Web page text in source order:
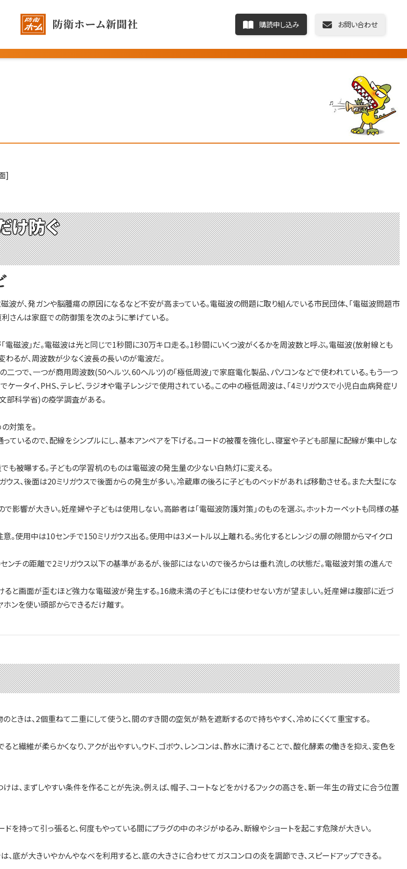
購読申し込み お問い合わせ
]
け防ぐ
波が、発ガンや脳腫瘍の原因になるなど不安が高まっている。電磁波の問題に取り組んでいる市民団体、「電磁波問題市
さんは家庭での防御策を次のように挙げている。
磁波」だ。電磁波は光と同じで1秒間に30万キロ走る。1秒間にいくつ波がくるかを周波数と呼ぶ。電磁波(放射線とも
るが、周波数が少なく波長の長いのが電波だ。
つで、一つが商用周波数(50ヘルツ、60ヘルツ)の「極低周波」で家庭電化製品、パソコンなどで使われている。もう一つ
ケータイ、PHS、テレビ、ラジオや電子レンジで使用されている。この中の極低周波は、「4ミリガウスで小児白血病発症リ
部科学省)の疫学調査がある。
対策を。
ているので、配線をシンプルにし、基本アンペアを下げる。コードの被覆を強化し、寝室や子ども部屋に配線が集中しな
も被曝する。子どもの学習机のものは電磁波の発生量の少ない白熱灯に変える。
ウス、後面は20ミリガウスで後面からの発生が多い。冷蔵庫の後ろに子どものベッドがあれば移動させる。また大型にな
影響が大きい。妊産婦や子どもは使用しない。高齢者は「電磁波防護対策」のものを選ぶ。ホットカーペットも同様の基
。使用中は10センチで150ミリガウス出る。使用中は3メートル以上離れる。劣化するとレンジの扉の隙間からマイクロ
センチの距離で2ミリガウス以下の基準があるが、後部にはないので後ろからは垂れ流しの状態だ。電磁波対策の進んで
ると画面が歪むほど強力な電磁波が発生する。16歳未満の子どもには使わせない方が望ましい。妊産婦は腹部に近づ
ンを使い頭部からできるだけ離す。
きは、2個重ねて二重にして使うと、間のすき間の空気が熱を遮断するので持ちやすく、冷めにくくて重宝する。
と繊維が柔らかくなり、アクが出やすい。ウド、ゴボウ、レンコンは、酢水に漬けることで、酸化酵素の働きを抑え、変色を
は、まずしやすい条件を作ることが先決。例えば、帽子、コートなどをかけるフックの高さを、新一年生の背丈に合う位置
ドを持って引っ張ると、何度もやっている間にプラグの中のネジがゆるみ、断線やショートを起こす危険が大きい。
、底が大きいやかんやなべを利用すると、底の大きさに合わせてガスコンロの炎を調節でき、スピードアップできる。